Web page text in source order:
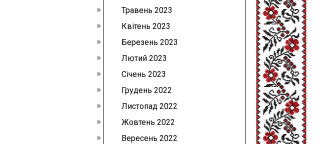
Травень 2023
Квітень 2023
Березень 2023
Лютий 2023
Січень 2023
Грудень 2022
Листопад 2022
Жовтень 2022
Вересень 2022